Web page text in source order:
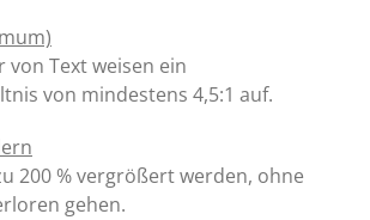
von Text weisen ein
von mindestens 4,5:1 auf.
200 % vergrößert werden, ohne
gehen.